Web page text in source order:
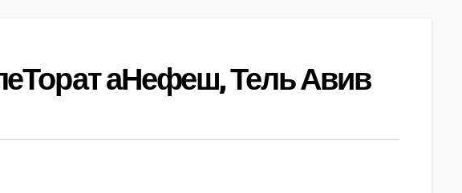
аНефеш, Тель Авив